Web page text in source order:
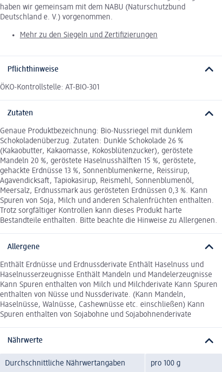
haben wir gemeinsam mit dem NABU (Naturschutzbund
Deutschland e. V.) vorgenommen.
Mehr zu den Siegeln und Zertifizierungen
Pflichthinweise
ÖKO-Kontrollstelle: AT-BIO-301
Zutaten
Genaue Produktbezeichnung: Bio-Nussriegel mit dunklem
Schokoladenüberzug. Zutaten: Dunkle Schokolade 26 %
(Kakaobutter, Kakaomasse, Kokosblütenzucker), geröstete
Mandeln 20 %, geröstete Haselnusshälften 15 %, geröstete,
gehackte Erdnüsse 13 %, Sonnenblumenkerne, Reissirup,
Agavendicksaft, Tapiokasirup, Reismehl, Sonnenblumenöl,
Meersalz, Erdnussmark aus gerösteten Erdnüssen 0,3 %. Kann
Spuren von Soja, Milch und anderen Schalenfrüchten enthalten.
Trotz sorgfältiger Kontrollen kann dieses Produkt harte
Bestandteile enthalten. Bitte beachte die Hinweise zu Allergenen.
Allergene
Enthält Erdnüsse und Erdnussderivate Enthält Haselnuss und
Haselnusserzeugnisse Enthält Mandeln und Mandelerzeugnisse
Kann Spuren enthalten von Milch und Milchderivate Kann Spuren
enthalten von Nüsse und Nussderivate. (Kann Mandeln,
Haselnüsse, Walnüsse, Cashewnüsse etc. einschließen) Kann
Spuren enthalten von Sojabohne und Sojabohnenderivate
Nährwerte
Durchschnittliche Nährwertangaben pro 100 g